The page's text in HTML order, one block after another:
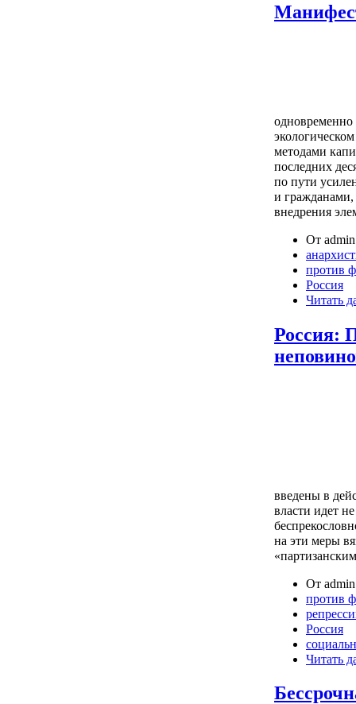
одновременно
методами
последних
по пути
и
внедрения
От
против
Россия
Читать
Россия:
введены в
власти идет
на эти меры
От
против
Россия
Читать